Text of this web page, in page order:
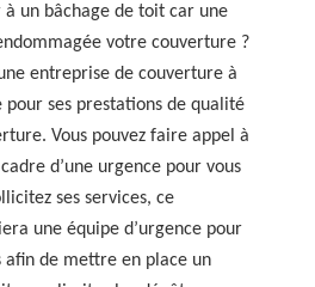
à un bâchage de toit car une
votre couverture ?
entreprise de couverture à
pour ses prestations de qualité
Vous pouvez faire appel à
d’une urgence pour vous
ses services, ce
une équipe d’urgence pour
afin de mettre en place un